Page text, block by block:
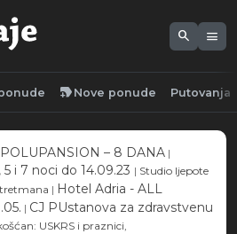
search menu
new_label Nove ponude Putovanja
– 8 DANA |
i 7 noci do 14.09.23 | Studio ljepote
tretmana | Hotel Adria - ALL
| CJ PUstanova za zdravstvenu
USKRS i praznici,